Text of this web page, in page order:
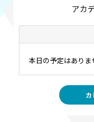
アカ
本日の予定はありま
カ